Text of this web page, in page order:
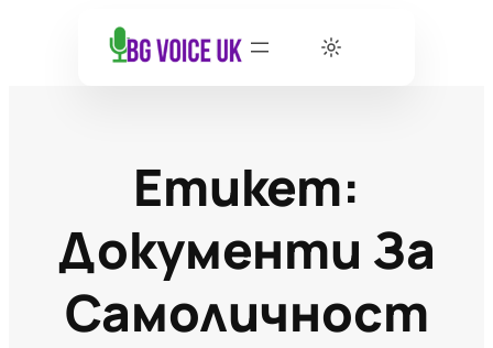
Етикет:
Документи За
Самоличност